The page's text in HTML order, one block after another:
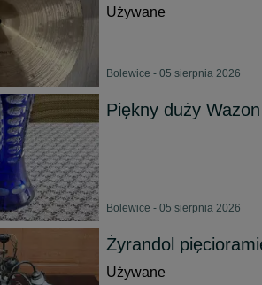
Używane
Bolewice - 05 sierpnia 2026
Piękny duży
Bolewice - 05 sierpnia 2026
Żyrandol
Używane